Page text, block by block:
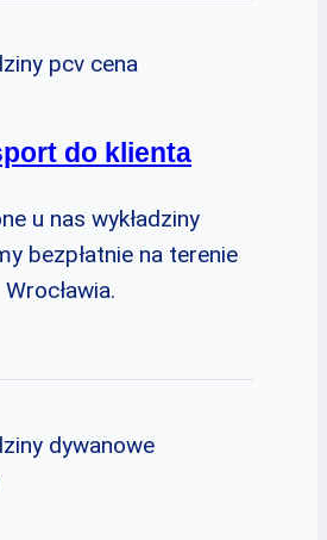
do klienta
u nas wykładziny
bezpłatnie na terenie
Wrocławia.